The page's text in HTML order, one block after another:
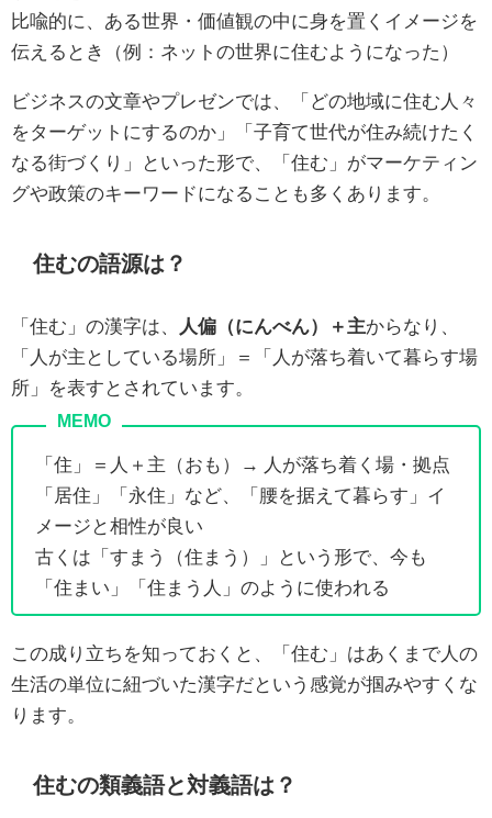
比喩的に、ある世界・価値観の中に身を置くイメージを
伝えるとき（例：ネットの世界に住むようになった）
ビジネスの文章やプレゼンでは、「どの地域に住む人々
をターゲットにするのか」「子育て世代が住み続けたく
なる街づくり」といった形で、「住む」がマーケティン
グや政策のキーワードになることも多くあります。
住むの語源は？
「住む」の漢字は、 人偏（にんべん）＋主からなり、
「人が主としている場所」＝「人が落ち着いて暮らす場
所」を表すとされています。
「住」＝人＋主（おも）→ 人が落ち着く場・拠点
「居住」「永住」など、「腰を据えて暮らす」イ
メージと相性が良い
古くは「すまう（住まう）」という形で、今も
「住まい」「住まう人」のように使われる
この成り立ちを知っておくと、「住む」はあくまで人の
生活の単位に紐づいた漢字だという感覚が掴みやすくな
ります。
住むの類義語と対義語は？